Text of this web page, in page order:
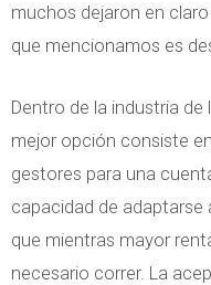
muchos dejaron en
que mencionamos es
Dentro de la industria de
mejor opción consiste
gestores para una
capacidad de adaptarse
que mientras mayor
necesario correr. La